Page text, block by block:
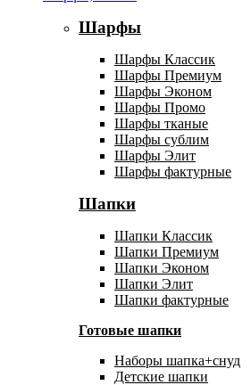
Шарфы
Шарфы Классик
Шарфы Премиум
Шарфы Эконом
Шарфы Промо
Шарфы тканые
Шарфы сублим
Шарфы Элит
Шарфы фактурные
Шапки
Шапки Классик
Шапки Премиум
Шапки Эконом
Шапки Элит
Шапки фактурные
Готовые шапки
Наборы шапка+снуд
Детские шапки